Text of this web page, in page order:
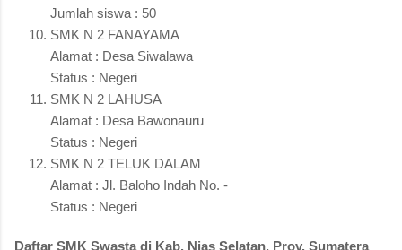
Jumlah siswa : 50
SMK N 2 FANAYAMA
Alamat : Desa Siwalawa
Status : Negeri
SMK N 2 LAHUSA
Alamat : Desa Bawonauru
Status : Negeri
SMK N 2 TELUK DALAM
Alamat : Jl. Baloho Indah No. -
Status : Negeri
Daftar SMK Swasta di Kab. Nias Selatan, Prov. Sumatera